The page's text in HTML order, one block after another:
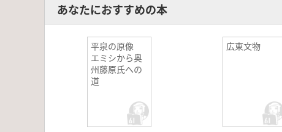
あなたにおすすめの本
平泉の原像
エミシから奥
州藤原氏への
道
広東文物